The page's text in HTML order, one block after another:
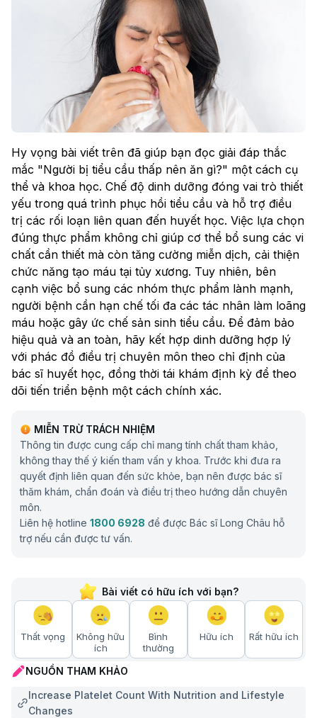
Hy vọng bài viết trên đã giúp bạn đọc giải đáp thắc
mắc "Người bị tiểu cầu thấp nên ăn gì?" một cách cụ
thể và khoa học. Chế độ dinh dưỡng đóng vai trò thiết
yếu trong quá trình phục hồi tiểu cầu và hỗ trợ điều
trị các rối loạn liên quan đến huyết học. Việc lựa chọn
đúng thực phẩm không chỉ giúp cơ thể bổ sung các vi
chất cần thiết mà còn tăng cường miễn dịch, cải thiện
chức năng tạo máu tại tủy xương. Tuy nhiên, bên
cạnh việc bổ sung các nhóm thực phẩm lành mạnh,
người bệnh cần hạn chế tối đa các tác nhân làm loãng
máu hoặc gây ức chế sản sinh tiểu cầu. Để đảm bảo
hiệu quả và an toàn, hãy kết hợp dinh dưỡng hợp lý
với phác đồ điều trị chuyên môn theo chỉ định của
bác sĩ huyết học, đồng thời tái khám định kỳ để theo
dõi tiến triển bệnh một cách chính xác.
MIỄN TRỪ TRÁCH NHIỆM
Thông tin được cung cấp chỉ mang tính chất tham khảo,
không thay thế ý kiến tham vấn y khoa. Trước khi đưa ra
quyết định liên quan đến sức khỏe, bạn nên được bác sĩ
thăm khám, chẩn đoán và điều trị theo hướng dẫn chuyên
môn.
Liên hệ hotline 1800 6928 để được Bác sĩ Long Châu hỗ
trợ nếu cần được tư vấn.
Bài viết có hữu ích với bạn?
Thất vọng
Không hữu
ích
Bình
thường
Hữu ích Rất hữu ích
NGUỒN THAM KHẢO
Increase Platelet Count With Nutrition and Lifestyle
Changes